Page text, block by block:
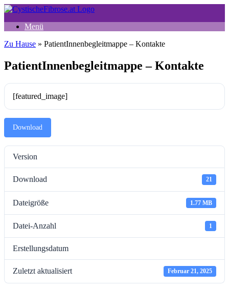
Zum
springenMenü
Zu Hause » PatientInnenbegleitmappe – Kontakte
PatientInnenbegleitmappe – Kontakte
[featured_image]
Download
Version
Download 21
Dateigröße 1.77 MB
Datei-Anzahl 1
Erstellungsdatum
Zuletzt aktualisiert Februar 21, 2025